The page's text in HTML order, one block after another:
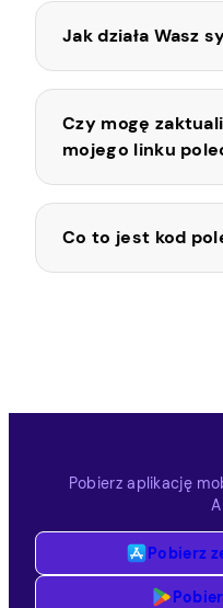
Jak działa Wasz
Czy mogę
mojego linku
Co to jest kod
Pobierz aplikację
Pobierz